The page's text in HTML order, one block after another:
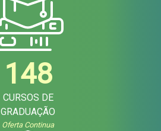
148
CURSOS DE
GRADUAÇÃO
Oferta Continua